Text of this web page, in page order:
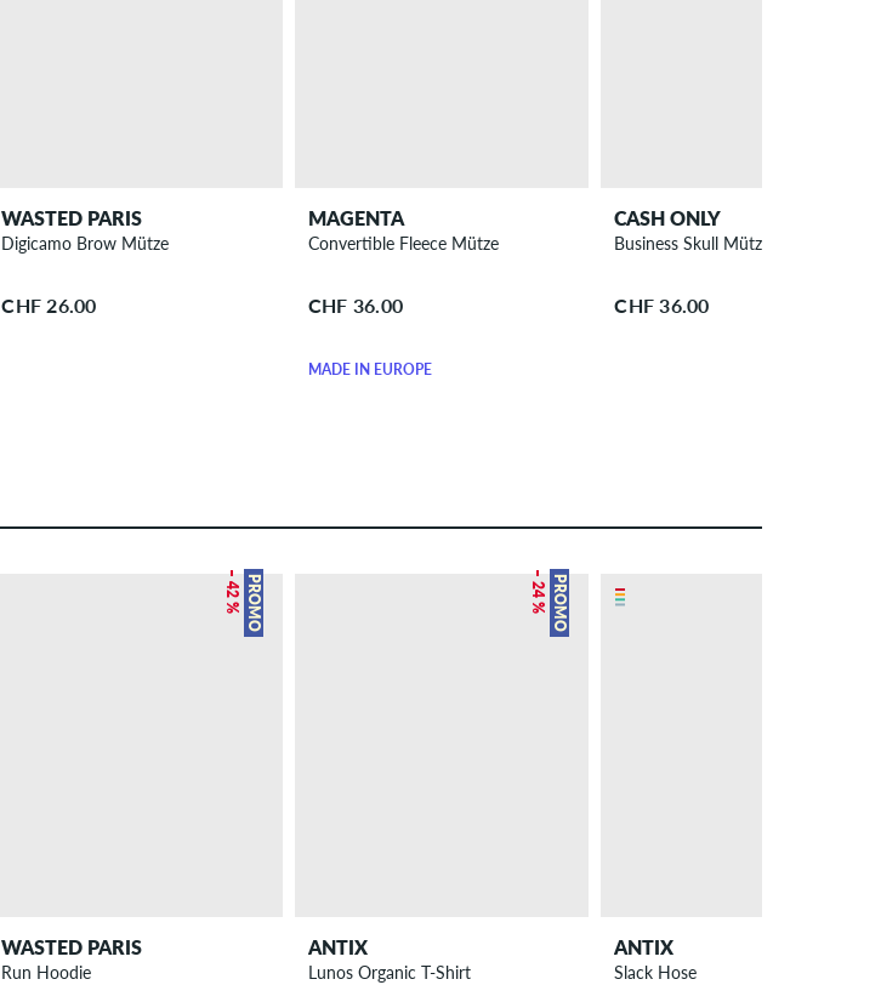
WASTED PARIS
Digicamo Brow Mütze
CHF 26.00
MAGENTA
Convertible Fleece Mütze
CHF 36.00
MADE IN EUROPE
CASH ONLY
Business Skull Mütze
CHF 36.00
PROMO
– 42 %
WASTED PARIS
Run Hoodie
PROMO
– 24 %
ANTIX
Lunos Organic T-Shirt
ANTIX
Slack Hose